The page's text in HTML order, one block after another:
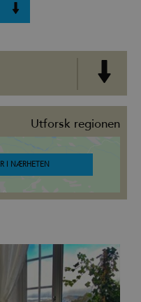
Utforsk regionen
I NÆRHETEN